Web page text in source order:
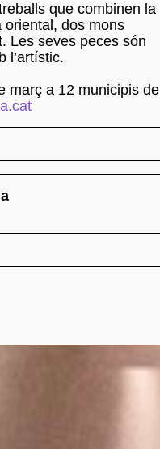
que combinen la
oriental, dos mons
Les seves peces són
l’artístic.
març a 12 municipis de